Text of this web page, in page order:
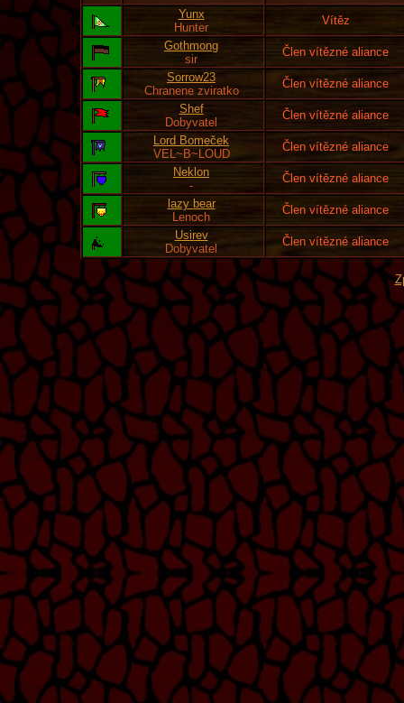
Yunx
Hunter
Vítěz
Gothmong
sir
Člen vítězné aliance
Sorrow23
Chranene zviratko
Člen vítězné aliance
Shef
Dobyvatel
Člen vítězné aliance
Lord Bomeček
VEL~B~LOUD
Člen vítězné aliance
Neklon
-
Člen vítězné aliance
lazy bear
Lenoch
Člen vítězné aliance
Usirev
Dobyvatel
Člen vítězné aliance